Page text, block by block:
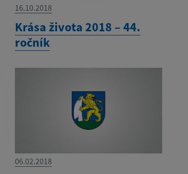
16.10.2018
Krása života 2018 – 44.
ročník
06.02.2018